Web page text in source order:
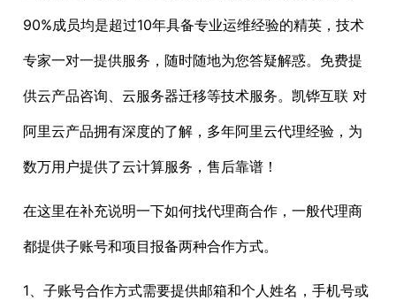
90%成员均是超过10年具备专业运维经验的精英，技术
专家一对一提供服务，随时随地为您答疑解惑。免费提
供云产品咨询、云服务器迁移等技术服务。凯铧互联 对
阿里云产品拥有深度的了解，多年阿里云代理经验，为
数万用户提供了云计算服务，售后靠谱！
在这里在补充说明一下如何找代理商合作，一般代理商
都提供子账号和项目报备两种合作方式。
1、子账号合作方式需要提供邮箱和个人姓名，手机号或